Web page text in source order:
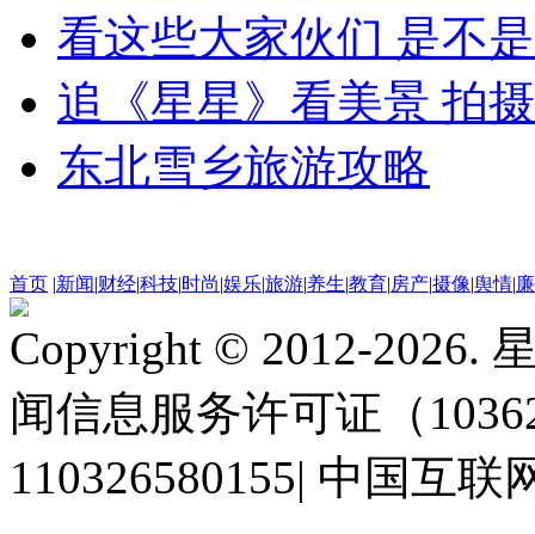
看这些大家伙们 是不
追《星星》看美景 拍
东北雪乡旅游攻略
首页 |新闻|财经|科技|时尚|娱乐|旅游|养生|教育|房产|摄像|舆情|
Copyright © 2012-2026.
闻信息服务许可证（
110326580155| 中国互联